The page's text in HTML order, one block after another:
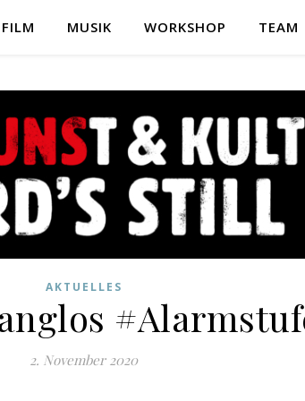
FILM MUSIK WORKSHOP TEAM
AKTUELLES
2. November 2020